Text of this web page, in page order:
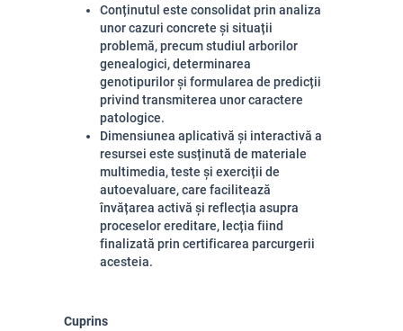
Conținutul este consolidat prin analiza
unor cazuri concrete și situații
problemă, precum studiul arborilor
genealogici, determinarea
genotipurilor și formularea de predicții
privind transmiterea unor caractere
patologice.
Dimensiunea aplicativă și interactivă a
resursei este susținută de materiale
multimedia, teste și exerciții de
autoevaluare, care facilitează
învățarea activă și reflecția asupra
proceselor ereditare, lecția fiind
finalizată prin certificarea parcurgerii
acesteia.
Cuprins